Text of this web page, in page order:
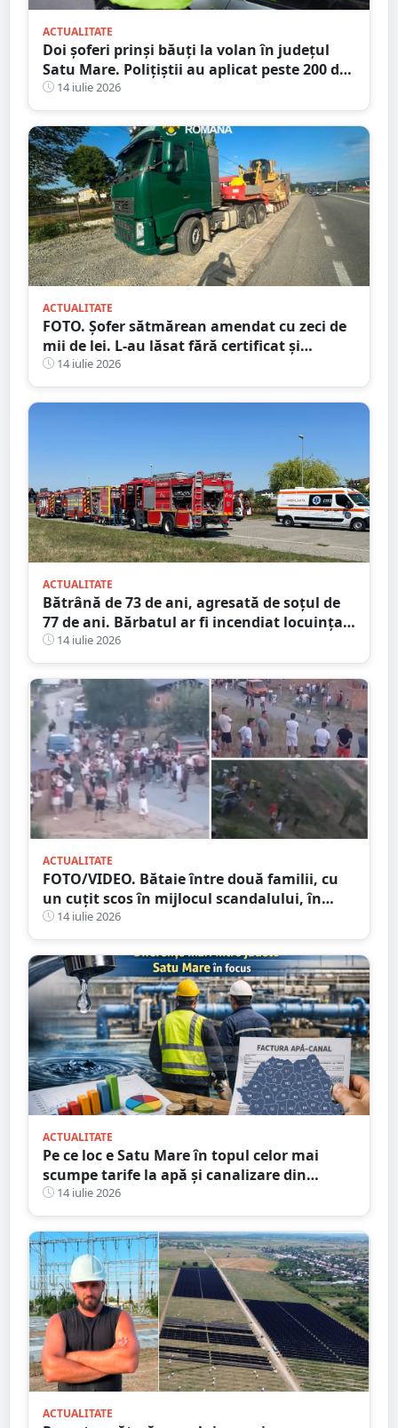
ACTUALITATE
Doi șoferi prinși băuți la volan în județul
Satu Mare. Polițiștii au aplicat peste 200 de
amenzi într-o singură zi
14 iulie 2026
ACTUALITATE
FOTO. Șofer sătmărean amendat cu zeci de
mii de lei. L-au lăsat fără certificat și
plăcuțe
14 iulie 2026
ACTUALITATE
Bătrână de 73 de ani, agresată de soțul de
77 de ani. Bărbatul ar fi incendiat locuința
din județul Satu Mare
14 iulie 2026
ACTUALITATE
FOTO/VIDEO. Bătaie între două familii, cu
un cuțit scos în mijlocul scandalului, în
Satu Mare. 400 de persoane la fața locului
14 iulie 2026
ACTUALITATE
Pe ce loc e Satu Mare în topul celor mai
scumpe tarife la apă și canalizare din
România
14 iulie 2026
ACTUALITATE